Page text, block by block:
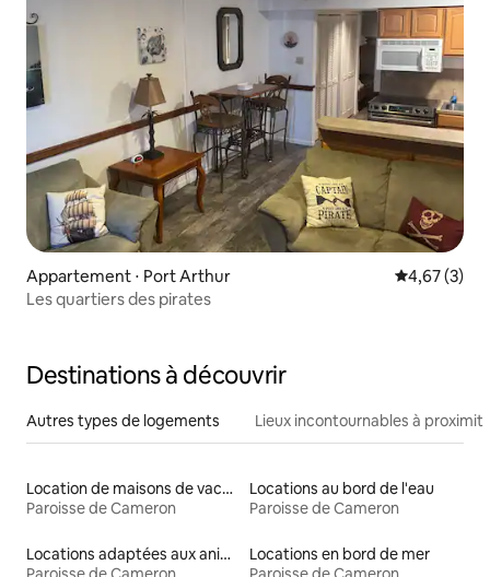
Appartement ⋅ Port Arthur Évaluation
4,67 (3)
Les quartiers des pirates
Destinations à découvrir
Autres types de logements Lieux incontournables à
Location de maisons de vacances
Paroisse de Cameron
Locations au bord de l'eau
Paroisse de Cameron
Locations adaptées aux animaux
Locations en bord de mer